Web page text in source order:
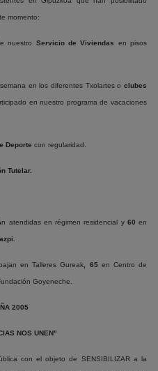
momento:
nuestro Servicio de Viviendas en pisos
en los diferentes Txolartes oclubes
en nuestro programa de vacaciones
Deporte con regularidad.
Tutelar.
atendidas en régimen residencial y 60 en
en Talleres Gureak 65 en Centro de
Goyeneche.
2005
NOS UNEN"
con el objeto de SENSIBILIZAR a la